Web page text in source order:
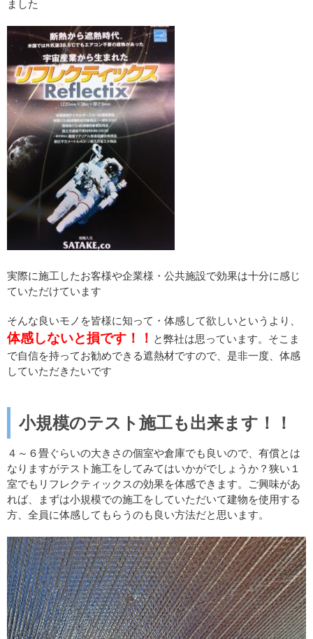
ました
実際に施工したお客様や企業様・公共施設で効果は十分に感じ
ていただけています
そんな良いモノを皆様に知って・体感して欲しいというより、
体感しないと損です！！ と弊社は思っています。そこま
で自信を持ってお勧めできる遮熱材ですので、是非一度、体感
していただきたいです
小規模のテスト施工も出来ます！！
４～６畳ぐらいの大きさの個室や倉庫でも良いので、有償とは
なりますがテスト施工をしてみてはいかがでしょうか？狭い１
室でもリフレクティックスの効果を体感できます。ご興味があ
れば、まずは小規模での施工をしていただいて建物を使用する
方、全員に体感してもらうのも良い方法だと思います。